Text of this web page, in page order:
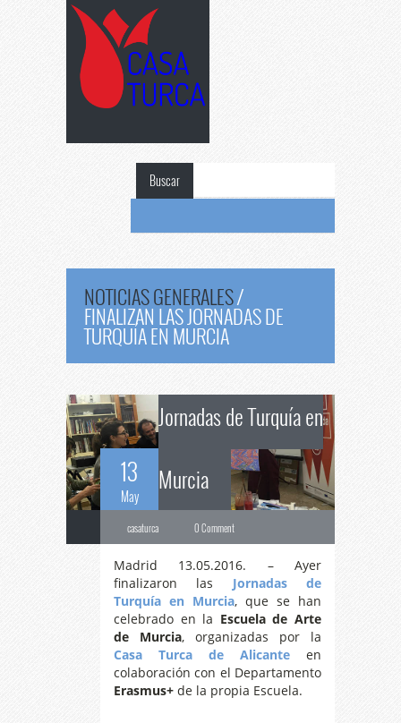
Buscar
NOTICIAS GENERALES/
FINALIZAN LAS JORNADAS DE
TURQUÍA EN MURCIA
13
May
Finalizan
Jornadas de Turquía en
Murcia
casaturca 0 Comment
Madrid 13.05.2016. – Ayer
finalizaron las Jornadas de
Turquía en Murcia, que se han
celebrado en la Escuela de Arte
de Murcia, organizadas por la
Casa Turca de Alicante en
colaboración con el Departamento
Erasmus+ de la propia Escuela.